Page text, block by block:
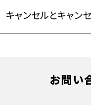
キャンセルとキャン
お問い